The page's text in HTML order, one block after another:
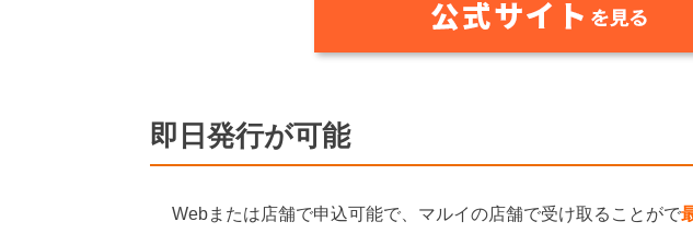
即日発行が可能
Webまたは店舗で申込可能で、マルイの店舗で受け取ることがで